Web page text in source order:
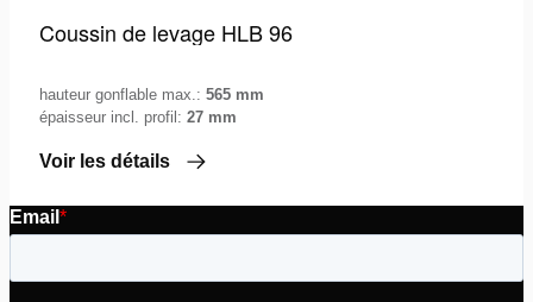
Coussin de levage HLB 96
hauteur gonflable max.: 565 mm
épaisseur incl. profil: 27 mm
Voir les détails